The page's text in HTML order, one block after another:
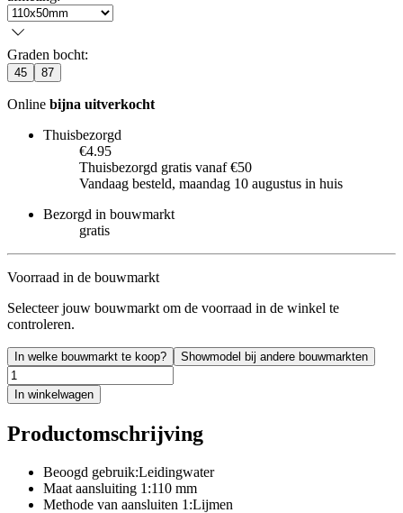
Graden bocht:
45 87
Online bijna uitverkocht
Thuisbezorgd
€4.95
Thuisbezorgd gratis vanaf €50
Vandaag besteld, maandag 10 augustus in huis
Bezorgd in bouwmarkt
gratis
Voorraad in de bouwmarkt
Selecteer jouw bouwmarkt om de voorraad in de winkel te
controleren.
In welke bouwmarkt te koop? Showmodel bij andere bouwmarkten
In winkelwagen
Productomschrijving
Beoogd gebruik:Leidingwater
Maat aansluiting 1:110 mm
Methode van aansluiten 1:Lijmen